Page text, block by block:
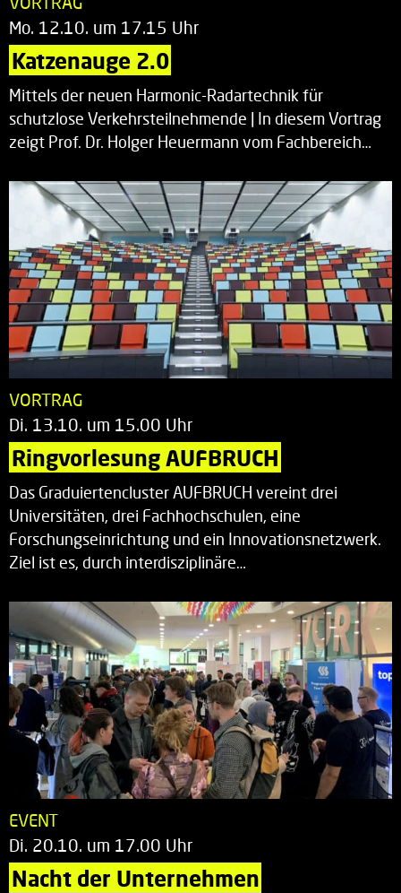
Mo. 12.10. um 17.15 Uhr
Katzenauge 2.0
Mittels der neuen Harmonic-Radartechnik für
schutzlose Verkehrsteilnehmende | In diesem Vortrag
zeigt Prof. Dr. Holger Heuermann vom Fachbereich…
VORTRAG
Di. 13.10. um 15.00 Uhr
Ringvorlesung AUFBRUCH
Das Graduiertencluster AUFBRUCH vereint drei
Universitäten, drei Fachhochschulen, eine
Forschungseinrichtung und ein Innovationsnetzwerk.
Ziel ist es, durch interdisziplinäre…
EVENT
Di. 20.10. um 17.00 Uhr
Nacht der Unternehmen